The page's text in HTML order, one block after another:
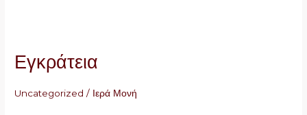
Εγκράτεια
Uncategorized / Ιερά Μονή
Εγκράτεια